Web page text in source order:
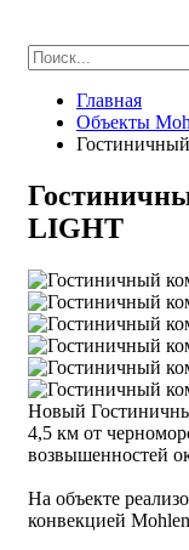
Главная
Объекты
LIGHT
Новый
4,5 км от
возвышенностей
На объекте
конвекцией